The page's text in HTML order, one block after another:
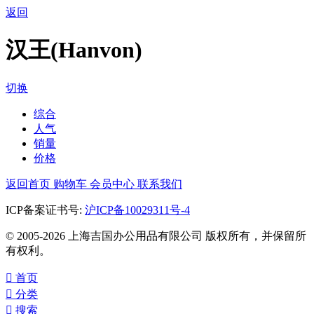
返回
汉王(Hanvon)
切换
综合
人气
销量
价格
返回首页 购物车 会员中心 联系我们
ICP备案证书号: 沪ICP备10029311号-4
© 2005-2026 上海吉国办公用品有限公司 版权所有，并保留所
有权利。
 首页
 分类
 搜索